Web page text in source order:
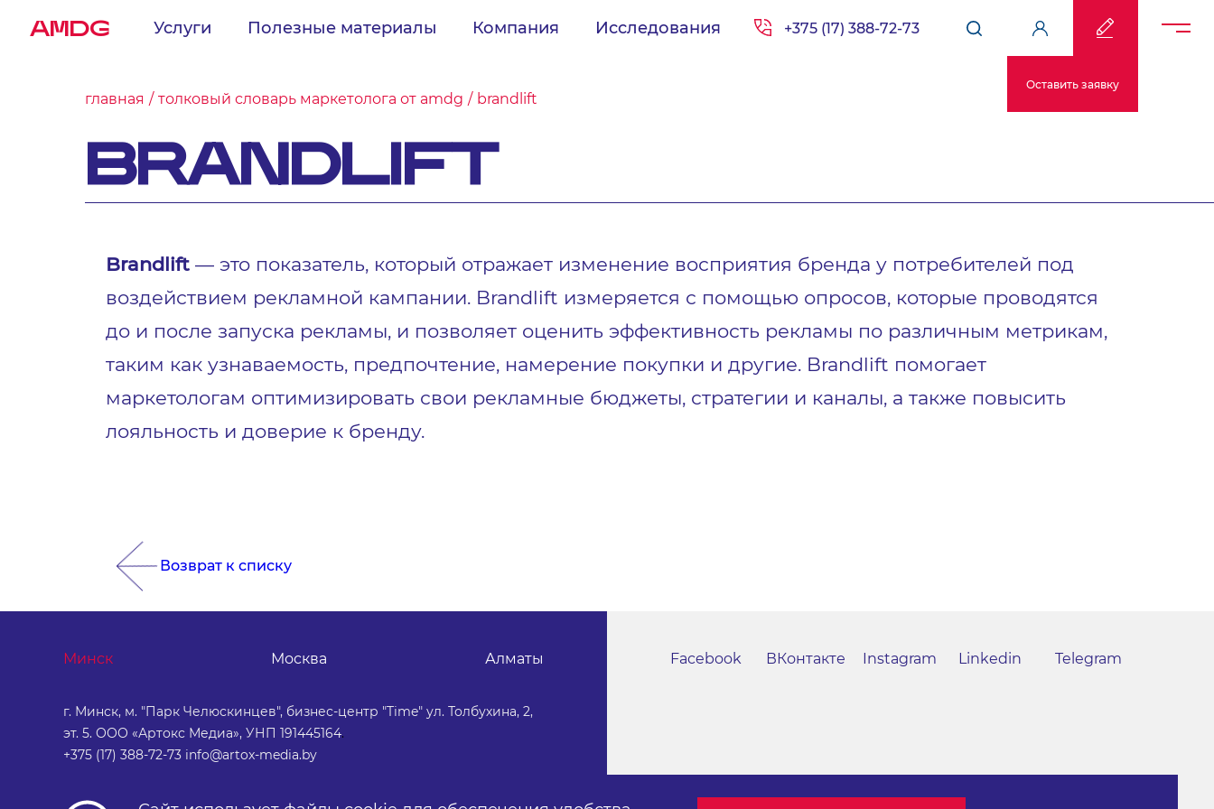
AMDG Услуги Полезные материалы Компания Исследования +375 (17) 388-72-73
Оставить заявку
главная толковый словарь маркетолога от amdg brandlift
BRANDLIFT
Brandlift — это показатель, который отражает изменение восприятия бренда у потребителей под
воздействием рекламной кампании. Brandlift измеряется с помощью опросов, которые проводятся
до и после запуска рекламы, и позволяет оценить эффективность рекламы по различным метрикам,
таким как узнаваемость, предпочтение, намерение покупки и другие. Brandlift помогает
маркетологам оптимизировать свои рекламные бюджеты, стратегии и каналы, а также повысить
лояльность и доверие к бренду.
Возврат к списку
Минск Москва Алматы
г. Минск, м. "Парк Челюскинцев", бизнес-центр "Time" ул. Толбухина, 2,
эт. 5. ООО «Артокс Медиа», УНП 191445164.
+375 (17) 388-72-73 info@artox-media.by
Персональные настройки cookie-
Обработка персональных
Публичный
Facebook ВКонтакте Instagram Linkedin Telegram